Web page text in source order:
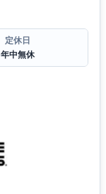
定休日
年中無休